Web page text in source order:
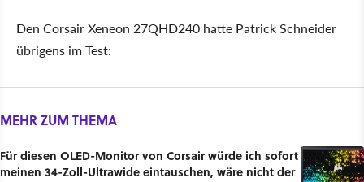
Den Corsair Xeneon 27QHD240 hatte Patrick Schneider
übrigens im Test:
MEHR ZUM THEMA
Für diesen OLED-Monitor von Corsair würde ich sofort
meinen 34-Zoll-Ultrawide eintauschen, wäre nicht der